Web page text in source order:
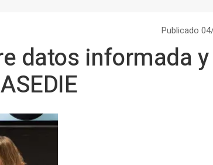
Publicado
datos informada y